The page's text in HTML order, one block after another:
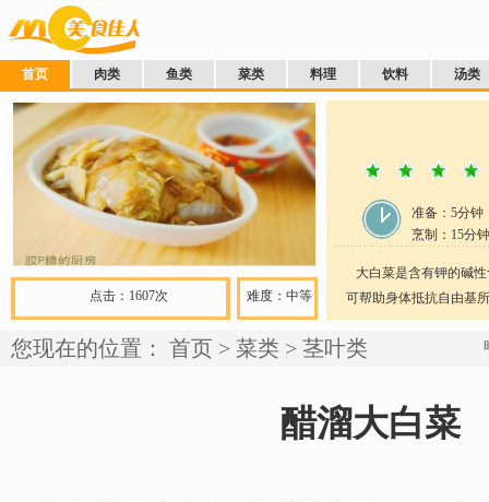
首页 肉类 鱼类 菜类 料理 饮料 汤类
难度：中等
点击：1607次
准备： 5分钟
烹制： 15分钟
大白菜是含有钾的碱
可帮助身体抵抗自由基
您现在的位置： 首页 > 菜类 > 茎叶类
醋溜大白菜